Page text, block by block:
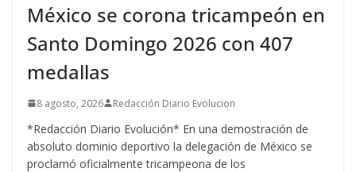
México se corona tricampeón en
Santo Domingo 2026 con 407
medallas
8 agosto, 2026 Redacción Diario Evolucion
*Redacción Diario Evolución* En una demostración de
absoluto dominio deportivo la delegación de México se
proclamó oficialmente tricampeona de los